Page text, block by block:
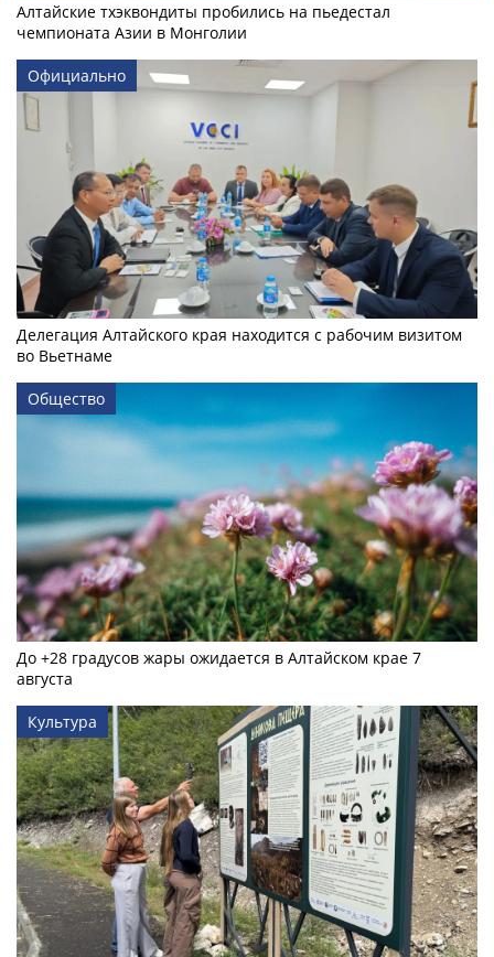
Алтайские тхэквондиты пробились на пьедестал
чемпионата Азии в Монголии
Официально
Делегация Алтайского края находится с рабочим визитом
во Вьетнаме
Общество
До +28 градусов жары ожидается в Алтайском крае 7
августа
Культура